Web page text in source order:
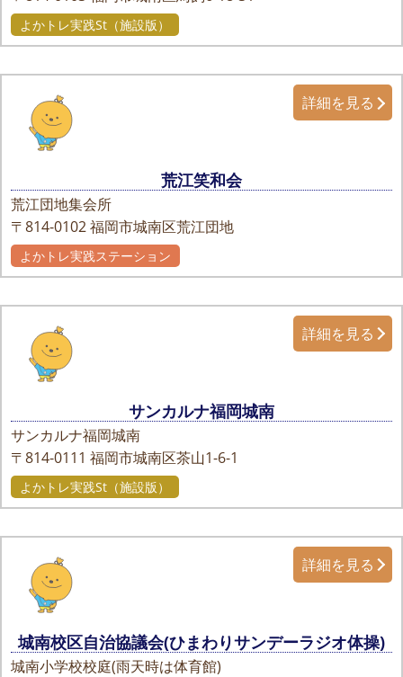
よかトレ実践St（施設版）
荒江笑和会
荒江団地集会所
〒814-0102福岡市城南区荒江団地
詳細を見る
よかトレ実践ステーション
サンカルナ福岡城南
サンカルナ福岡城南
〒814-0111 福岡市城南区茶山1-6-1
詳細を見る
よかトレ実践St（施設版）
城南校区自治協議会(ひまわりサンデーラジオ体操)
城南小学校校庭(雨天時は体育館)
詳細を見る